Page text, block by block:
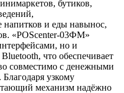
бутиков,
и еды навынос,
«POScenter-03ФМ»
но и
что обеспечивает
совместимо с денежными
узкому
механизм надёжно